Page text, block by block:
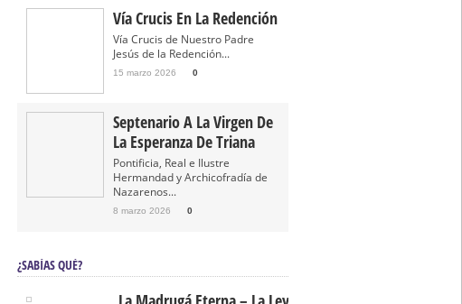
Vía Crucis En La Redención
Vía Crucis de Nuestro Padre
Jesús de la Redención...
15 marzo 2026 0
Septenario A La Virgen De
La Esperanza De Triana
Pontificia, Real e Ilustre
Hermandad y Archicofradía de
Nazarenos...
8 marzo 2026 0
¿SABÍAS QUÉ?